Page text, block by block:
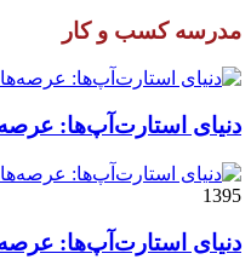
مدرسه کسب و کار
دنیای استارت‌آپ‌ها:
1395
دنیای استارت‌آپ‌ها: